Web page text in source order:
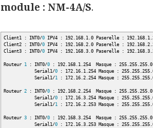
module : NM-4A/S.
Client1 : INT0/0 IPV4 : 192.168.1.0 Paserelle :
Client2 : INT0/0 IPV4 : 192.168.2.0 Paserelle :
Client3 : INT0/0 IPV4 : 192.168.3.0 Paserelle :
Routeur 1 : INT0/0 : 192.168.1.254 Masque : 255.255.255.0
Serial1/0 : 172.16.1.254 Masque :
Serial1/1 : 172.16.2.254 Masque :
Routeur2 : INT0/0 : 192.168.2.254 Masque : 255.255.255.0
Serial1/0 : 172.16.3.254 Masque :
Serial1/1 : 172.16.2.253 Masque :
Routeur3 : INT0/0 : 192.168.3.254 Masque : 255.255.255.0
Serial1/0 : 172.16.3.253 Masque :